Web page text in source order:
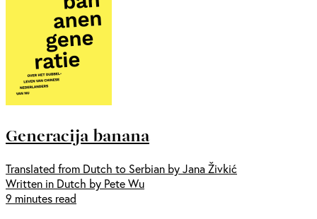
Generacija banana
Translated from Dutch to Serbian by Jana Živkić
Written in Dutch by Pete Wu
9 minutes read